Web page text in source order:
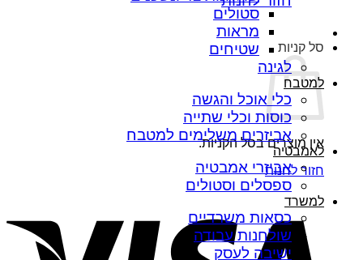
סל קניות
אין מוצרים בסל הקניות.
חזור לחנות
סטולים
מראות
שטיחים
לגינה
למטבח
כלי אוכל והגשה
כוסות וכלי שתייה
אביזרים משלימים למטבח
לאמבטיה
אביזרי אמבטיה
ספסלים וסטולים
למשרד
כסאות משרדיים
שולחנות עבודה
ישיבה לעסק